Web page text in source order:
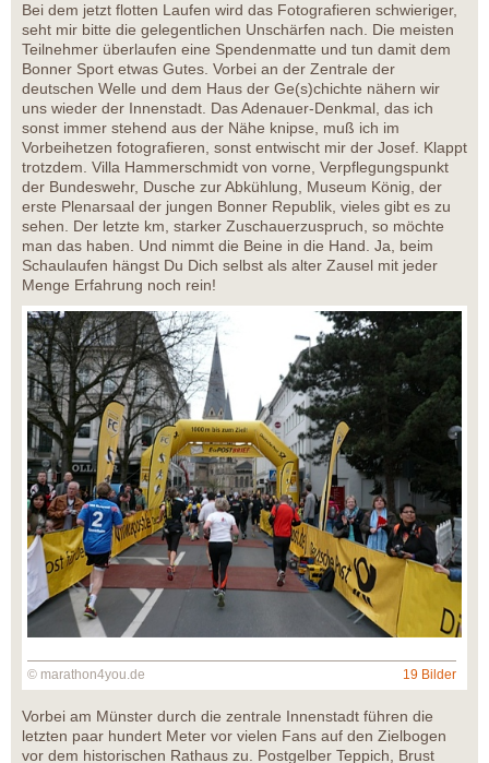
Bei dem jetzt flotten Laufen wird das Fotografieren schwieriger,
seht mir bitte die gelegentlichen Unschärfen nach. Die meisten
Teilnehmer überlaufen eine Spendenmatte und tun damit dem
Bonner Sport etwas Gutes. Vorbei an der Zentrale der
deutschen Welle und dem Haus der Ge(s)chichte nähern wir
uns wieder der Innenstadt. Das Adenauer-Denkmal, das ich
sonst immer stehend aus der Nähe knipse, muß ich im
Vorbeihetzen fotografieren, sonst entwischt mir der Josef. Klappt
trotzdem. Villa Hammerschmidt von vorne, Verpflegungspunkt
der Bundeswehr, Dusche zur Abkühlung, Museum König, der
erste Plenarsaal der jungen Bonner Republik, vieles gibt es zu
sehen. Der letzte km, starker Zuschauerzuspruch, so möchte
man das haben. Und nimmt die Beine in die Hand. Ja, beim
Schaulaufen hängst Du Dich selbst als alter Zausel mit jeder
Menge Erfahrung noch rein!
© marathon4you.de 19 Bilder
Vorbei am Münster durch die zentrale Innenstadt führen die
letzten paar hundert Meter vor vielen Fans auf den Zielbogen
vor dem historischen Rathaus zu. Postgelber Teppich, Brust